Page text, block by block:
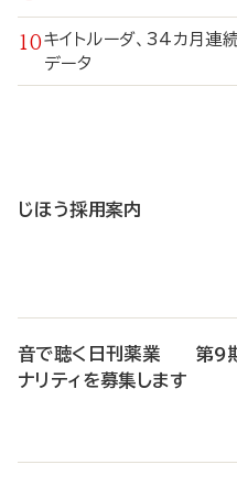
キイトルーダ、34カ月
データ
じほう採用案内
音で聴く日刊薬業 第9
ナリティを募集します